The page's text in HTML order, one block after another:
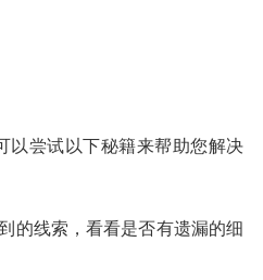
以尝试以下秘籍来帮助您解决
的线索，看看是否有遗漏的细